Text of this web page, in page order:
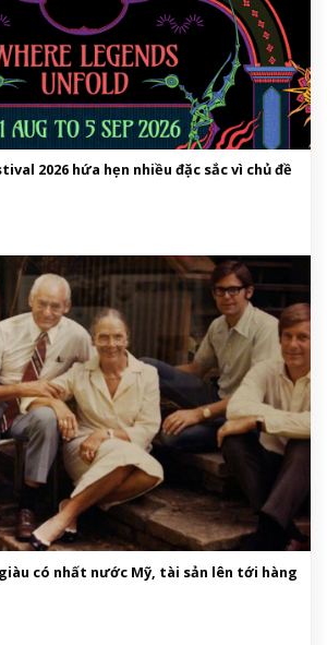
2026 hứa hẹn nhiều đặc sắc vì chủ đề
có nhất nước Mỹ, tài sản lên tới hàng